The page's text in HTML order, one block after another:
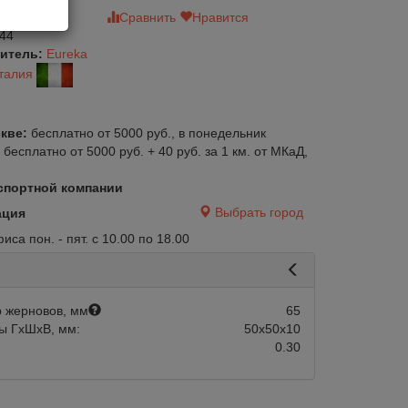
Нравится
Сравнить
Нравится
Eureka
бесплатно от 5000 руб., в понедельник
бесплатно от 5000 руб. + 40 руб. за 1 км. от МКаД,
компании
Выбрать город
пон. - пят. с 10.00 по 18.00
жерновов, мм
65
ГхШхВ, мм:
50х50х10
0.30